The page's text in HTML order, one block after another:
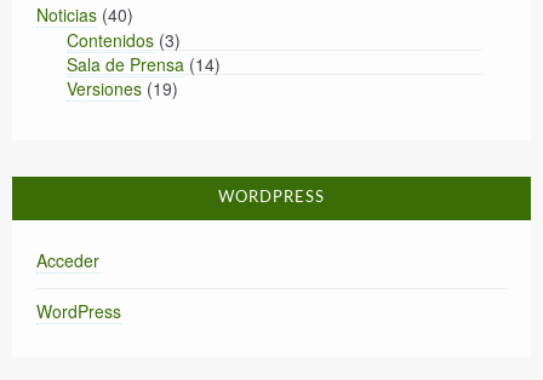
Noticias (40)
Contenidos (3)
Sala de Prensa (14)
Versiones (19)
WORDPRESS
Acceder
WordPress